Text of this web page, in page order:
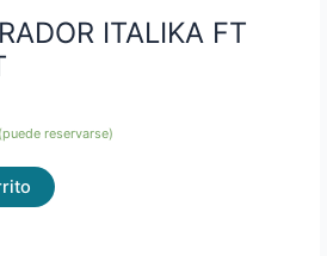
ITALIKA FT
reservarse)